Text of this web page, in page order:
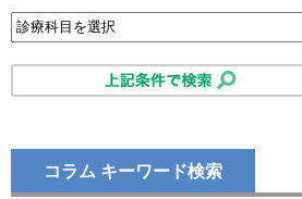
コラム キーワード検索